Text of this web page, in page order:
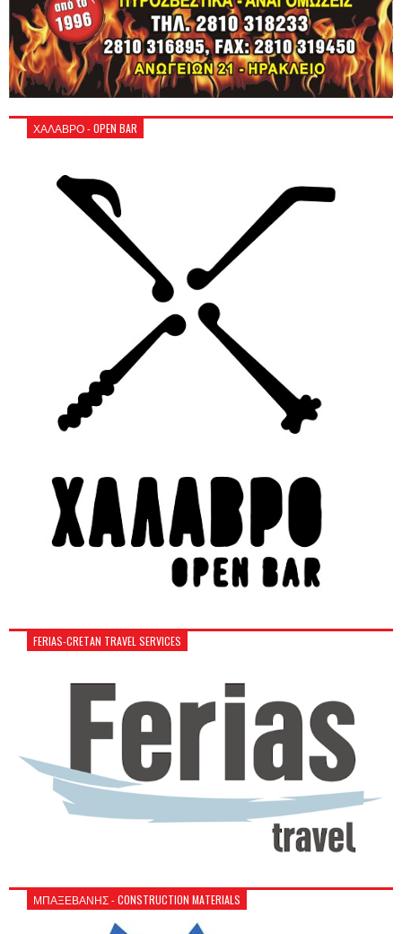
ΧΑΛΑΒΡΟ - OPEN BAR
FERIAS-CRETAN TRAVEL SERVICES
ΜΠΑΞΕΒΑΝΗΣ - CONSTRUCTION MATERIALS